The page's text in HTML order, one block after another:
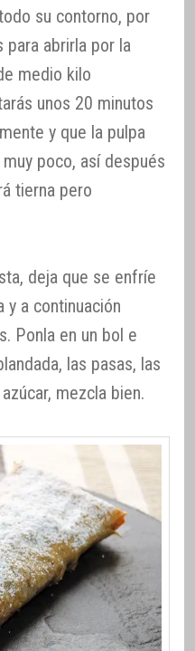
su contorno, por
para abrirla por la
medio kilo
unos 20 minutos
y que la pulpa
poco, así después
tierna pero
deja que se enfríe
y a continuación
Ponla en un bol e
las pasas, las
mezcla bien.